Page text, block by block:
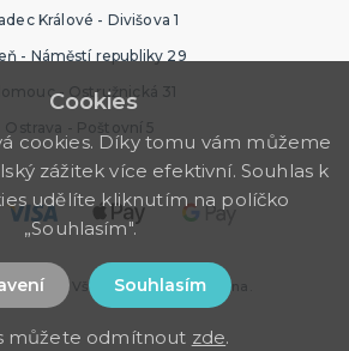
Králové - Divišova 1
- Náměstí republiky 29
- Ostružnická 31
Ostrava - Poštovní 5
Brno. Všechna práva vyhrazena.
Cookies
cookies. Díky tomu vám můžeme
zážitek více efektivní. Souhlas k
udělíte kliknutím na políčko
„Souhlasím".
Souhlasím
můžete odmítnout zde.